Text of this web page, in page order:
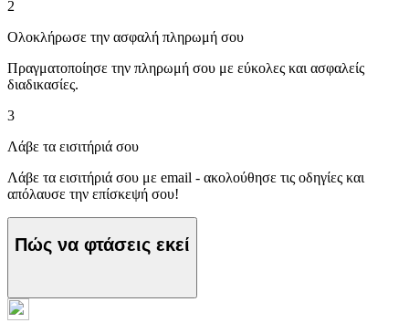
2
Ολοκλήρωσε την ασφαλή πληρωμή σου
Πραγματοποίησε την πληρωμή σου με εύκολες και ασφαλείς
διαδικασίες.
3
Λάβε τα εισιτήριά σου
Λάβε τα εισιτήριά σου με email - ακολούθησε τις οδηγίες και
απόλαυσε την επίσκεψή σου!
Πώς να φτάσεις εκεί